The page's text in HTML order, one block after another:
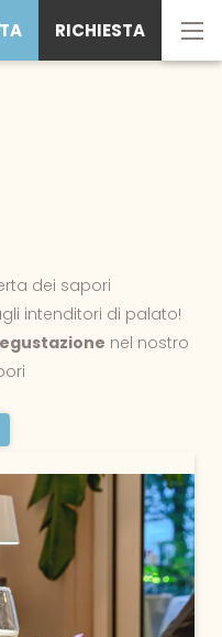
RICHIESTA
dei sapori
intenditori di palato!
nel nostro